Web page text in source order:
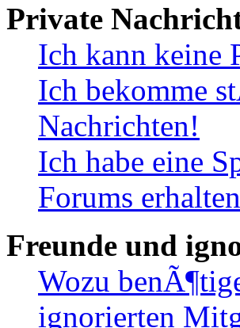
Private
Ich kann keine
Ich bekomme
Nachrichten!
Ich habe eine
Forums
Freunde und
Wozu
ignorierten